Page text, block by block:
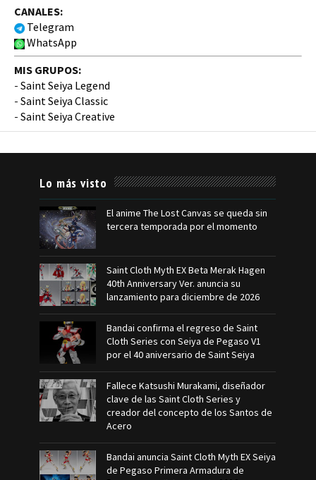
CANALES:
Telegram
WhatsApp
MIS GRUPOS:
- Saint Seiya Legend
- Saint Seiya Classic
- Saint Seiya Creative
Lo más visto
El anime The Lost Canvas se queda sin
tercera temporada por el momento
Saint Cloth Myth EX Beta Merak Hagen
40th Anniversary Ver. anuncia su
lanzamiento para diciembre de 2026
Bandai confirma el regreso de Saint
Cloth Series con Seiya de Pegaso V1
por el 40 aniversario de Saint Seiya
Fallece Katsushi Murakami, diseñador
clave de las Saint Cloth Series y
creador del concepto de los Santos de
Acero
Bandai anuncia Saint Cloth Myth EX Seiya
de Pegaso Primera Armadura de